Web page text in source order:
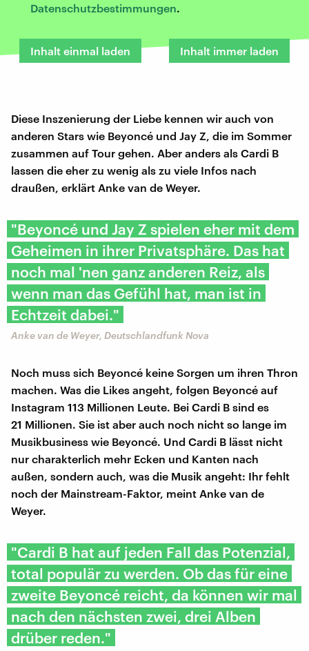
Datenschutzbestimmungen.
Inhalt einmal laden Inhalt immer laden
Diese Inszenierung der Liebe kennen wir auch von
anderen Stars wie Beyoncé und Jay Z, die im Sommer
zusammen auf Tour gehen. Aber anders als Cardi B
lassen die eher zu wenig als zu viele Infos nach
draußen, erklärt Anke van de Weyer.
"Beyoncé und Jay Z spielen eher mit dem
Geheimen in ihrer Privatsphäre. Das hat
noch mal 'nen ganz anderen Reiz, als
wenn man das Gefühl hat, man ist in
Echtzeit dabei."
Anke van de Weyer, Deutschlandfunk Nova
Noch muss sich Beyoncé keine Sorgen um ihren Thron
machen. Was die Likes angeht, folgen Beyoncé auf
Instagram 113 Millionen Leute. Bei Cardi B sind es
21 Millionen. Sie ist aber auch noch nicht so lange im
Musikbusiness wie Beyoncé. Und Cardi B lässt nicht
nur charakterlich mehr Ecken und Kanten nach
außen, sondern auch, was die Musik angeht: Ihr fehlt
noch der Mainstream-Faktor, meint Anke van de
Weyer.
"Cardi B hat auf jeden Fall das Potenzial,
total populär zu werden. Ob das für eine
zweite Beyoncé reicht, da können wir mal
nach den nächsten zwei, drei Alben
drüber reden."